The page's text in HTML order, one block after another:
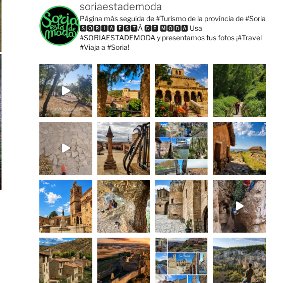
soriaestademoda
Página más seguida de #Turismo de la provincia de #Soria
🆂🅾🆁🅸🅰 🅴🆂🆃Á 🅳🅴 🅼🅾🅳🅰Usa
#SORIAESTADEMODA y presentamos tus fotos¡#Travel
#Viaja a #Soria!